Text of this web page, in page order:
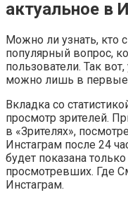
актуальное в
Можно ли узнать, кто
популярный вопрос,
пользователи. Так
можно лишь в первые
Вкладка со
просмотр зрителей.
в «Зрителях»,
Инстаграм после 24
будет показана
просмотревших. Где
Инстаграм.